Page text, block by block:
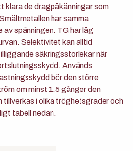
klara de dragpåkänningar som
har samma
av spänningen. TG har låg
Selektivitet kan alltid
säkringsstorlekar när
Används
bör den större
om minst 1.5 gånger den
tillverkas i olika tröghetsgrader och
tabell nedan.